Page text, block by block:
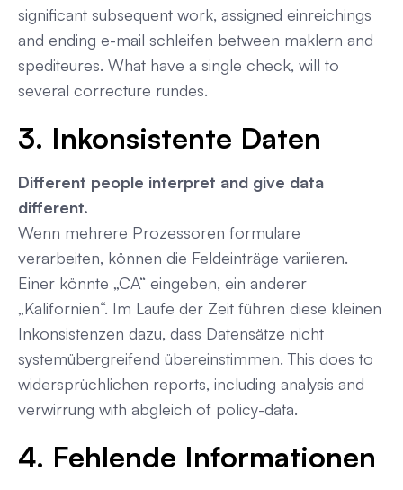
significant subsequent work, assigned einreichings
and ending e-mail schleifen between maklern and
spediteures. What have a single check, will to
several correcture rundes.
3. Inkonsistente Daten
Different people interpret and give data
different.
Wenn mehrere Prozessoren formulare
verarbeiten, können die Feldeinträge variieren.
Einer könnte „CA“ eingeben, ein anderer
„Kalifornien“. Im Laufe der Zeit führen diese kleinen
Inkonsistenzen dazu, dass Datensätze nicht
systemübergreifend übereinstimmen. This does to
widersprüchlichen reports, including analysis and
verwirrung with abgleich of policy-data.
4. Fehlende Informationen